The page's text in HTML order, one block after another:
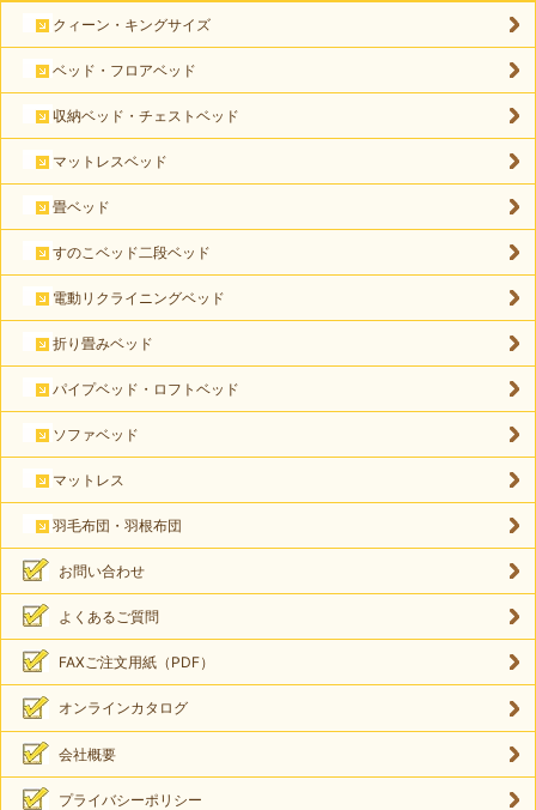
クィーン・キングサイズ
ベッド・フロアベッド
収納ベッド・チェストベッド
マットレスベッド
畳ベッド
すのこベッド二段ベッド
電動リクライニングベッド
折り畳みベッド
パイプベッド・ロフトベッド
ソファベッド
マットレス
羽毛布団・羽根布団
お問い合わせ
よくあるご質問
FAXご注文用紙（PDF）
オンラインカタログ
会社概要
プライバシーポリシー